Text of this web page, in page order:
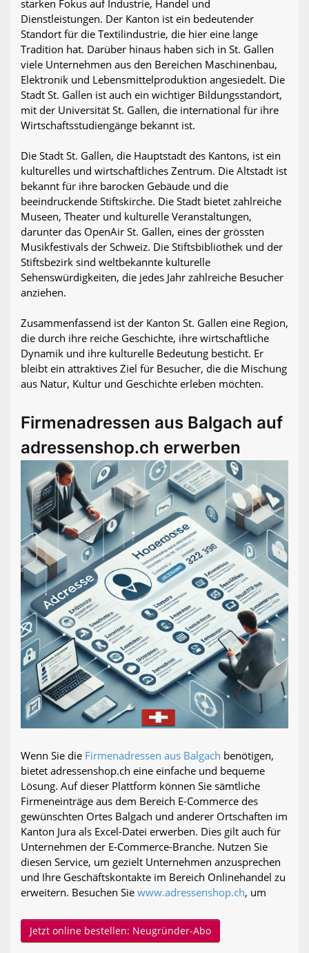
starken Fokus auf Industrie, Handel und
Dienstleistungen. Der Kanton ist ein bedeutender
Standort für die Textilindustrie, die hier eine lange
Tradition hat. Darüber hinaus haben sich in St. Gallen
viele Unternehmen aus den Bereichen Maschinenbau,
Elektronik und Lebensmittelproduktion angesiedelt. Die
Stadt St. Gallen ist auch ein wichtiger Bildungsstandort,
mit der Universität St. Gallen, die international für ihre
Wirtschaftsstudiengänge bekannt ist.
Die Stadt St. Gallen, die Hauptstadt des Kantons, ist ein
kulturelles und wirtschaftliches Zentrum. Die Altstadt ist
bekannt für ihre barocken Gebäude und die
beeindruckende Stiftskirche. Die Stadt bietet zahlreiche
Museen, Theater und kulturelle Veranstaltungen,
darunter das OpenAir St. Gallen, eines der grössten
Musikfestivals der Schweiz. Die Stiftsbibliothek und der
Stiftsbezirk sind weltbekannte kulturelle
Sehenswürdigkeiten, die jedes Jahr zahlreiche Besucher
anziehen.
Zusammenfassend ist der Kanton St. Gallen eine Region,
die durch ihre reiche Geschichte, ihre wirtschaftliche
Dynamik und ihre kulturelle Bedeutung besticht. Er
bleibt ein attraktives Ziel für Besucher, die die Mischung
aus Natur, Kultur und Geschichte erleben möchten.
Firmenadressen aus Balgach auf
adressenshop.ch erwerben
Wenn Sie die Firmenadressen aus Balgach benötigen,
bietet adressenshop.ch eine einfache und bequeme
Lösung. Auf dieser Plattform können Sie sämtliche
Firmeneinträge aus dem Bereich E-Commerce des
gewünschten Ortes Balgach und anderer Ortschaften im
Kanton Jura als Excel-Datei erwerben. Dies gilt auch für
Unternehmen der E-Commerce-Branche. Nutzen Sie
diesen Service, um gezielt Unternehmen anzusprechen
und Ihre Geschäftskontakte im Bereich Onlinehandel zu
erweitern. Besuchen Sie www.adressenshop.ch, um
Jetzt online bestellen: Neugründer-Abo